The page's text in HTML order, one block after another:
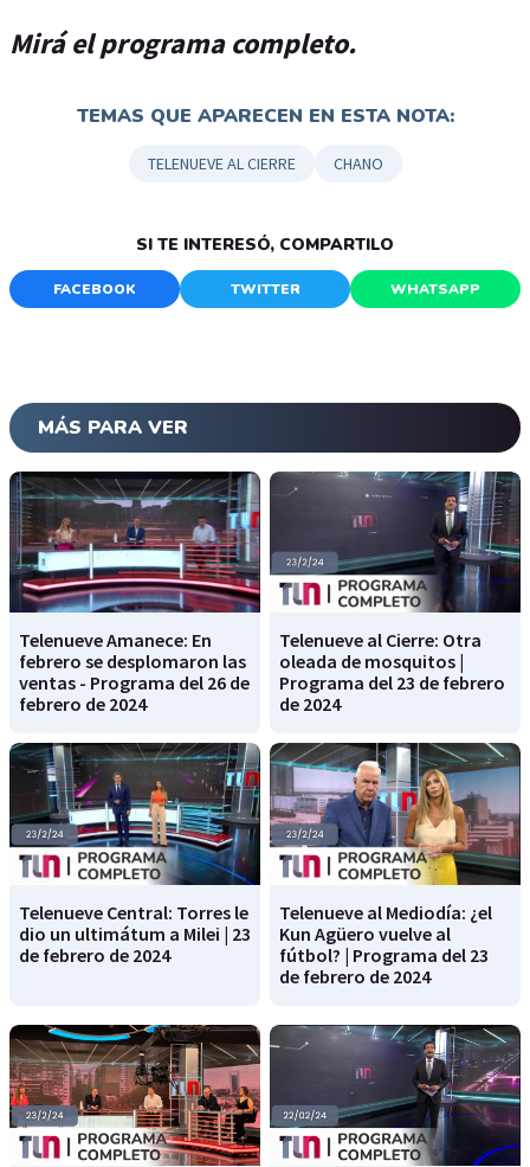
Mirá el programa completo.
TEMAS QUE APARECEN EN ESTA NOTA:
TELENUEVE AL CIERRE CHANO
SI TE INTERESÓ, COMPARTILO
FACEBOOK TWITTER WHATSAPP
MÁS PARA VER
Telenueve Amanece: En
febrero se desplomaron las
ventas - Programa del 26 de
febrero de 2024
Telenueve al Cierre: Otra
oleada de mosquitos |
Programa del 23 de febrero
de 2024
Telenueve Central: Torres le
dio un ultimátum a Milei | 23
de febrero de 2024
Telenueve al Mediodía: ¿el
Kun Agüero vuelve al
fútbol? | Programa del 23
de febrero de 2024